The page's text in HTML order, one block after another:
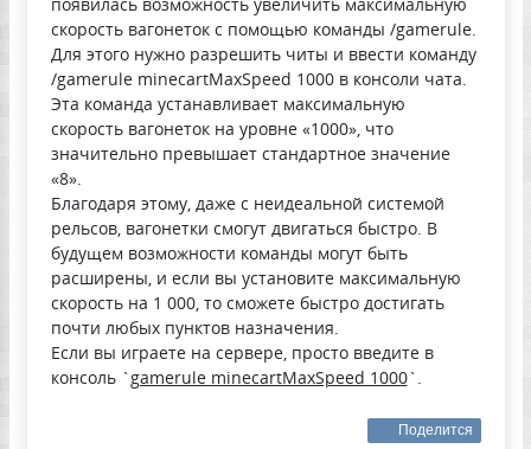
скорость вагонеток с помощью команды /gamerule.
Для этого нужно разрешить читы и ввести команду
/gamerule minecartMaxSpeed 1000 в консоли чата.
Эта команда устанавливает максимальную
скорость вагонеток на уровне «1000», что
значительно превышает стандартное значение
«8».
Благодаря этому, даже с неидеальной системой
рельсов, вагонетки смогут двигаться быстро. В
будущем возможности команды могут быть
расширены, и если вы установите максимальную
скорость на 1 000, то сможете быстро достигать
почти любых пунктов назначения.
Если вы играете на сервере, просто введите в
консоль `gamerule minecartMaxSpeed 1000`.
Поделится